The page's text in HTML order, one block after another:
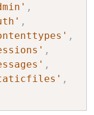
,
,
,
,
,
,